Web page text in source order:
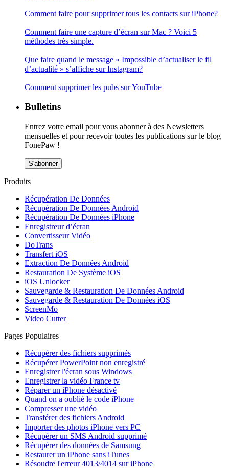
Comment faire pour supprimer tous les contacts sur iPhone?
Comment faire une capture d’écran sur Mac ? Voici 5
méthodes très simple.
Que faire quand le message « Impossible d’actualiser le fil
d’actualité » s’affiche sur Instagram?
Comment supprimer les pubs sur YouTube
Bulletins
Entrez votre email pour vous abonner à des Newsletters
mensuelles et pour recevoir toutes les publications sur le blog
FonePaw !
S'abonner
Produits
Récupération De Données
Récupération De Données Android
Récupération De Données iPhone
Enregistreur d’écran
Convertisseur Vidéo
DoTrans
Transfert iOS
Extraction De Données Android
Restauration De Système iOS
iOS Unlocker
Sauvegarde & Restauration De Données Android
Sauvegarde & Restauration De Données iOS
ScreenMo
Video Cutter
Pages Populaires
Récupérer des fichiers supprimés
Récupérer PowerPoint non enregistré
Enregistrer l'écran sous Windows
Enregistrer la vidéo France tv
Réparer un iPhone désactivé
Quand on a oublié le code iPhone
Compresser une vidéo
Transférer des fichiers Android
Importer des photos iPhone vers PC
Récupérer un SMS Android supprimé
Récupérer des données de Samsung
Restaurer un iPhone sans iTunes
Résoudre l'erreur 4013/4014 sur iPhone